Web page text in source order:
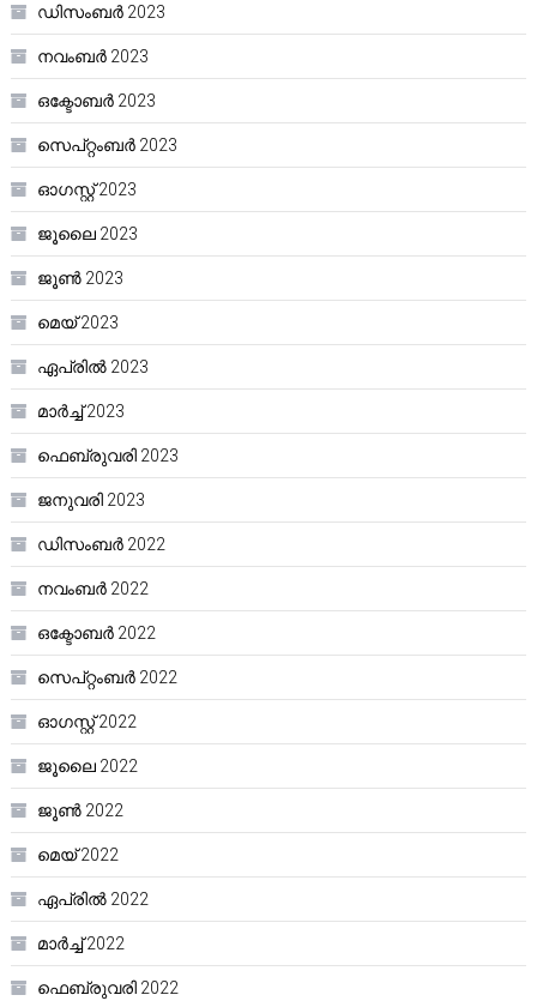
ഡിസംബർ 2023
നവംബർ 2023
ഒക്ടോബർ 2023
സെപ്റ്റംബർ 2023
ഓഗസ്റ്റ്‌ 2023
ജൂലൈ 2023
ജൂൺ 2023
മെയ്‌ 2023
ഏപ്രിൽ 2023
മാർച്ച്‌ 2023
ഫെബ്രുവരി 2023
ജനുവരി 2023
ഡിസംബർ 2022
നവംബർ 2022
ഒക്ടോബർ 2022
സെപ്റ്റംബർ 2022
ഓഗസ്റ്റ്‌ 2022
ജൂലൈ 2022
ജൂൺ 2022
മെയ്‌ 2022
ഏപ്രിൽ 2022
മാർച്ച്‌ 2022
ഫെബ്രുവരി 2022